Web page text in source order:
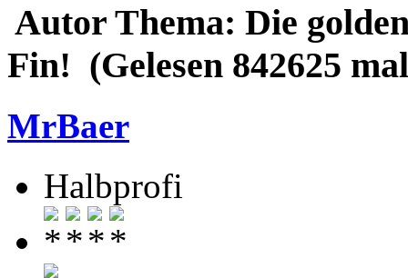
Autor Thema: Die
Fin! (Gelesen 842625
MrBaer
Halbprofi